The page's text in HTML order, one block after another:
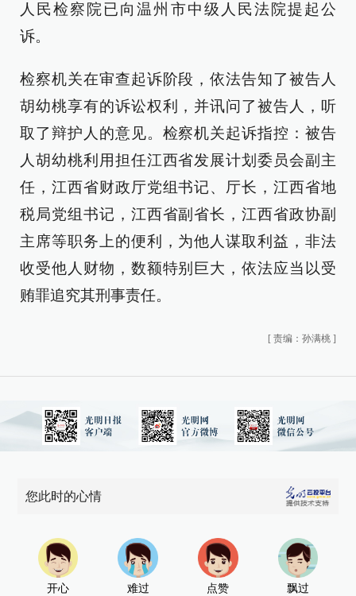
人民检察院已向温州市中级人民法院提起公
诉。
检察机关在审查起诉阶段，依法告知了被告人
胡幼桃享有的诉讼权利，并讯问了被告人，听
取了辩护人的意见。检察机关起诉指控：被告
人胡幼桃利用担任江西省发展计划委员会副主
任，江西省财政厅党组书记、厅长，江西省地
税局党组书记，江西省副省长，江西省政协副
主席等职务上的便利，为他人谋取利益，非法
收受他人财物，数额特别巨大，依法应当以受
贿罪追究其刑事责任。
[ 责编：孙满桃 ]
您此时的心情
开心 难过 点赞 飘过